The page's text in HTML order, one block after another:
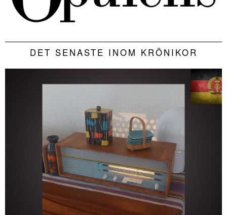
DET SENASTE INOM KRÖNIKOR